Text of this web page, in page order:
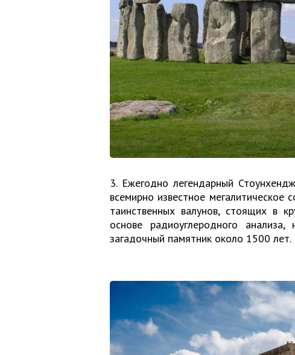
3. Ежегодно легендарный
всемирно известное мегалитическое
таинственных валунов, стоящих в
основе радиоуглеродного
загадочный памятник около 1500 лет.